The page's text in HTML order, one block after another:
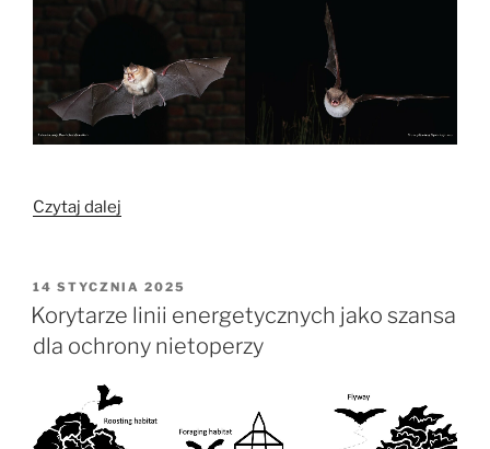
Finlandii”
Czytaj dalej
lotem
nietoperzy”
OPUBLIKOWANE
W
14 STYCZNIA 2025
Korytarze linii energetycznych jako szansa
dla ochrony nietoperzy